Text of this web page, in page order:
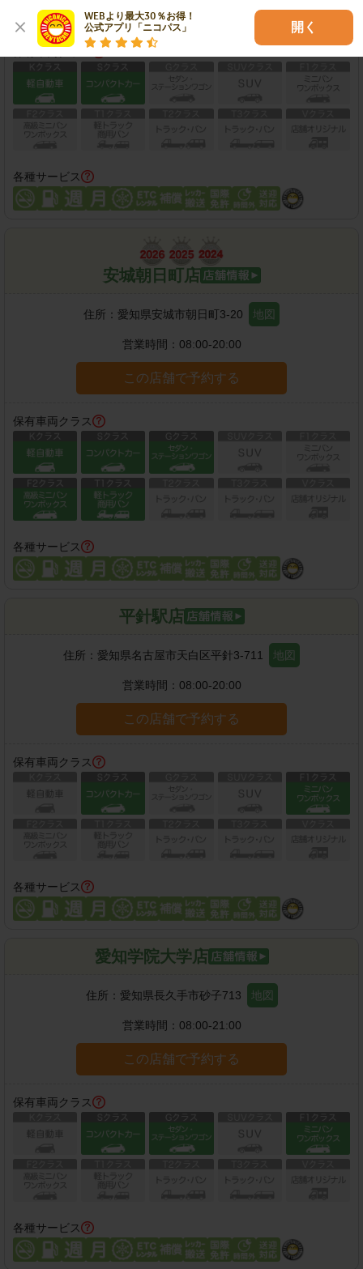
WEBより最大30％お得！
公式アプリ「ニコパス」
開く
この店舗で予約する
保有車両クラス
各種サービス
安城朝日町店
住所： 愛知県安城市朝日町3-20 地図
営業時間： 08:00-20:00
この店舗で予約する
保有車両クラス
各種サービス
平針駅店
住所： 愛知県名古屋市天白区平針3-711 地図
営業時間： 08:00-20:00
この店舗で予約する
保有車両クラス
各種サービス
愛知学院大学店
住所： 愛知県長久手市砂子713 地図
営業時間： 08:00-21:00
この店舗で予約する
保有車両クラス
各種サービス